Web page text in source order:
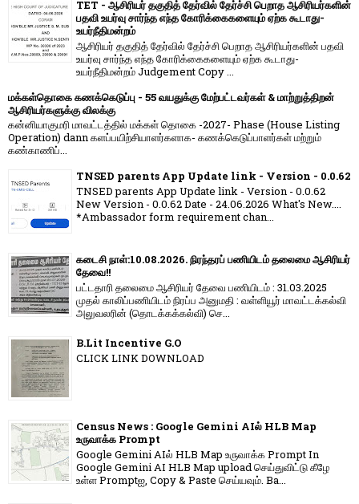
TET - ஆசிரியர் தகுதித் தேர்வில் தேர்ச்சி பெறாத ஆசிரியர்களின்
பதவி உயர்வு சார்ந்த எந்த கோரிக்கைகளையும் ஏற்க கூடாது-
உயர்நீதிமன்றம்
ஆசிரியர் தகுதித் தேர்வில் தேர்ச்சி பெறாத ஆசிரியர்களின் பதவி
உயர்வு சார்ந்த எந்த கோரிக்கைகளையும் ஏற்க கூடாது-
உயர்நீதிமன்றம் Judgement Copy ...
மக்கள்தொகை கணக்கெடுப்பு - 55 வயதுக்கு மேற்பட்டவர்கள் & மாற்றுத்திறன்
ஆசிரியர்களுக்கு விலக்கு
கன்னியாகுமரி மாவட்டத்தில் மக்கள் தொகை -2027- Phase (House Listing
Operation) dann களப்பயிற்சியாளர்களாக- கணக்கெடுப்பாளர்கள் மற்றும்
கண்காணிப்...
TNSED parents App Update link - Version - 0.0.62
TNSED parents App Update link - Version - 0.0.62
New Version - 0.0.62 Date - 24.06.2026 What's New....
*Ambassador form requirement chan...
கடைசி நாள்:10.08.2026. நிரந்தரப் பணியிடம் தலைமை ஆசிரியர்
தேவை!!
பட்டதாரி தலைமை ஆசிரியர் தேவை பணியிடம் : 31.03.2025
முதல் காலிப்பணியிடம் நிரப்ப அனுமதி : வள்ளியூர் மாவட்டக்கல்வி
அலுவலரின் (தொடக்கக்கல்வி) செ...
B.Lit Incentive G.O
CLICK LINK DOWNLOAD
Census News : Google Gemini AIல் HLB Map
உருவாக்க Prompt
Google Gemini AIல் HLB Map உருவாக்க Prompt In
Google Gemini AI HLB Map upload செய்துவிட்டு கீழே
உள்ள Promptஐ, Copy & Paste செய்யவும். Ba...